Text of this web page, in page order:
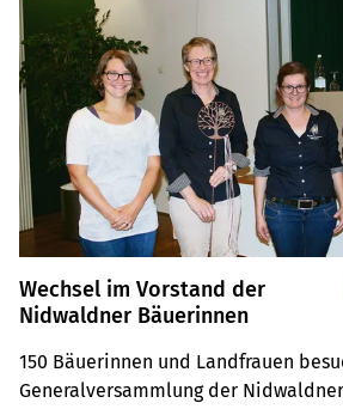
Wechsel im Vorstand der
Nidwaldner Bäuerinnen
150 Bäuerinnen und Landfrauen
Generalversammlung der